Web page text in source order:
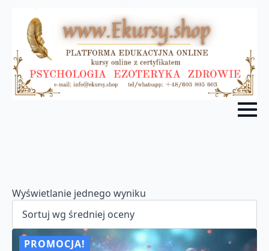
Wyświetlanie jednego wyniku
PROMOCJA!